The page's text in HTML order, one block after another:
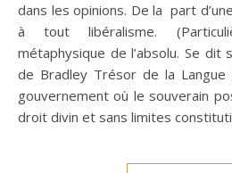
dans les opinions. De la part
à tout libéralisme.
métaphysique de l’absolu. Se dit
de Bradley Trésor de la Langue
gouvernement où le souverain
droit divin et sans limites